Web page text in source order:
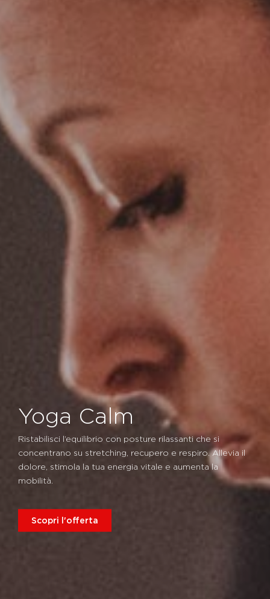
Yoga Calm
Ristabilisci l’equilibrio con posture rilassanti che si
concentrano su stretching, recupero e respiro. Allevia il
dolore, stimola la tua energia vitale e aumenta la
mobilità.
Scopri l'offerta